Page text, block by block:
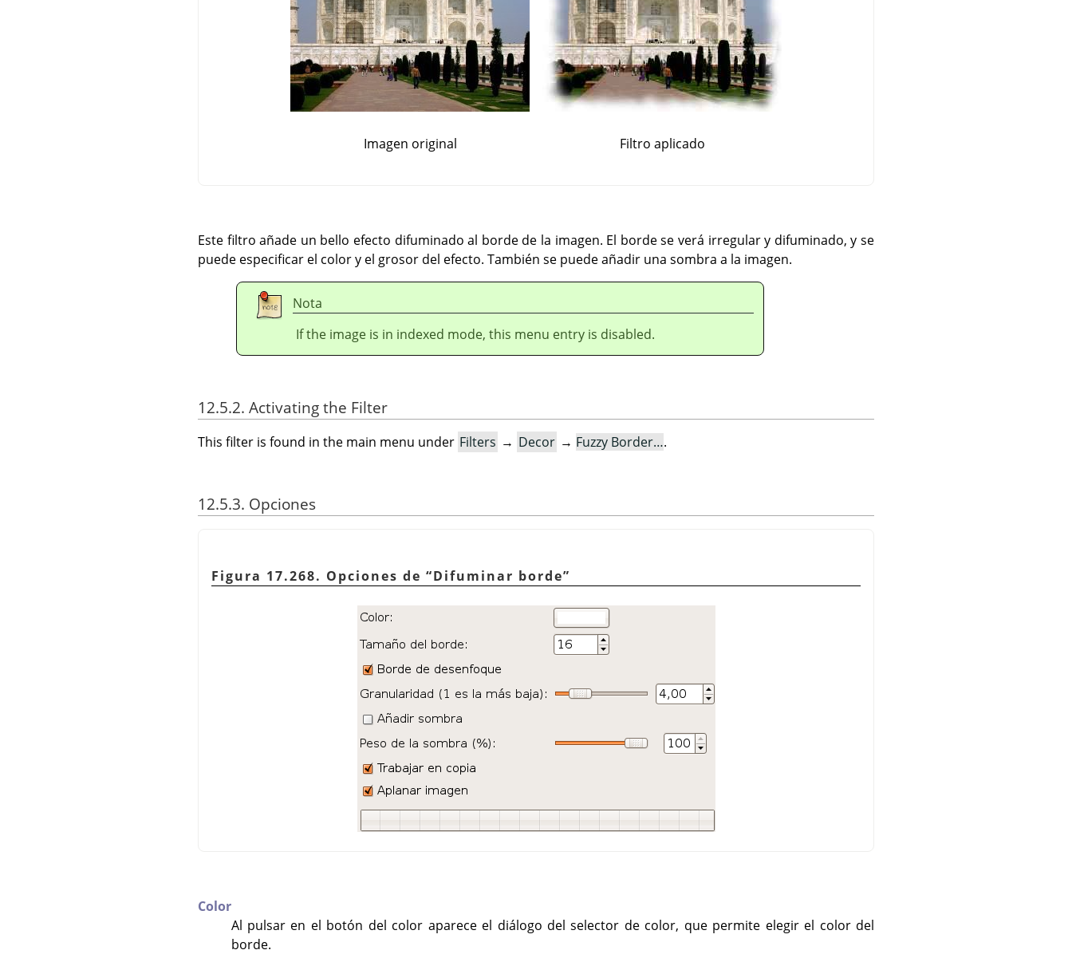
Imagen original Filtro aplicado
Este filtro añade un bello efecto difuminado al borde de la imagen. El borde se verá irregular y difuminado, y se
puede especificar el color y el grosor del efecto. También se puede añadir una sombra a la imagen.
Nota
If the image is in indexed mode, this menu entry is disabled.
12.5.2. Activating the Filter
This filter is found in the main menu under Filters → Decor → Fuzzy Border….
12.5.3. Opciones
Figura 17.268. Opciones de “Difuminar borde”
Color
Al pulsar en el botón del color aparece el diálogo del selector de color, que permite elegir el color del
borde.